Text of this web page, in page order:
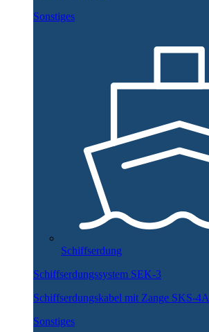
Sonstiges
Schiffserdung
Schiffserdungssystem SEK-3
Schiffserdungskabel mit Zange SKS-4A
Sonstiges